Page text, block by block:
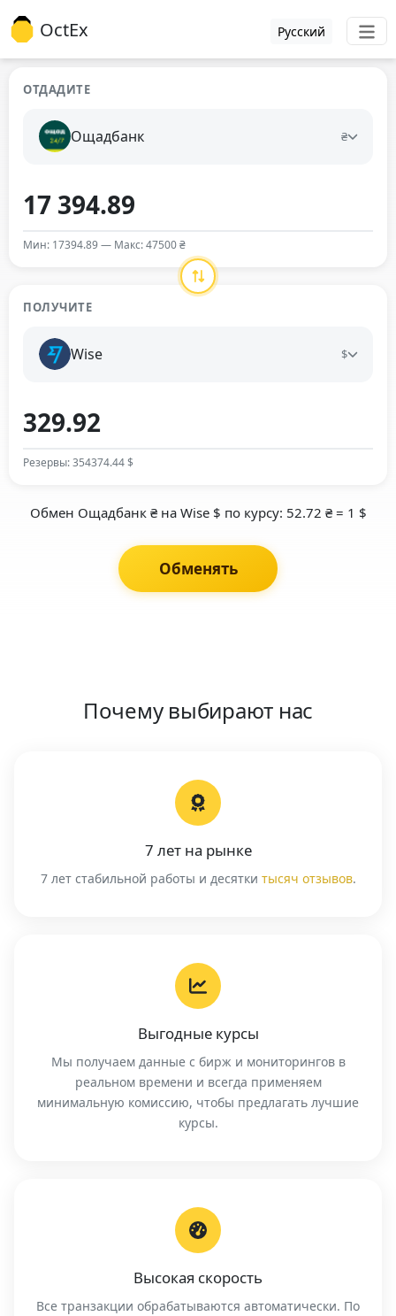
OctEx Русский
ОТДАДИТЕ
Ощадбанк ₴
Мин: 17394.89 — Макс: 47500 ₴
ПОЛУЧИТЕ
Wise $
Резервы: 354374.44 $
Обмен Ощадбанк ₴ на Wise $ по курсу: 52.72 ₴ = 1 $
Обменять
Почему выбирают нас
7 лет на рынке
7 лет стабильной работы и десятки тысяч отзывов.
Выгодные курсы
Мы получаем данные с бирж и мониторингов в
реальном времени и всегда применяем
минимальную комиссию, чтобы предлагать лучшие
курсы.
Высокая скорость
Все транзакции обрабатываются автоматически. По